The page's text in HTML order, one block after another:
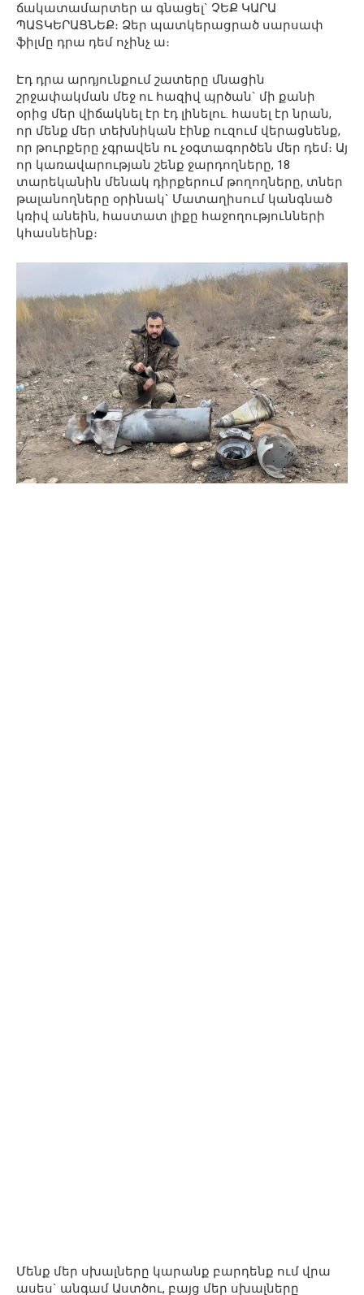
ճակատամարտեր ա գնացել` ՉԵՔ ԿԱՐԱ
ՊԱՏԿԵՐԱՑՆԵՔ։ Ձեր պատկերացրած սարսափ
ֆիլմը դրա դեմ ոչինչ ա։
Էդ դրա արդյունքում շատերը մնացին
շրջափակման մեջ ու հազիվ պրծան` մի քանի
օրից մեր վիճակնել էր էդ լինելու. հասել էր նրան,
որ մենք մեր տեխնիկան էինք ուզում վերացնենք,
որ թուրքերը չգրավեն ու չօգտագործեն մեր դեմ։ Այ
որ կառավարության շենք ջարդողները, 18
տարեկանին մենակ դիրքերում թողողները, տներ
թալանողները օրինակ` Մատաղիսում կանգնած
կռիվ անեին, հաստատ լիքը հաջողությունների
կհասնեինք։
Մենք մեր սխալները կարանք բարդենք ում վրա
ասես` անգամ Աստծու, բայց մեր սխալները